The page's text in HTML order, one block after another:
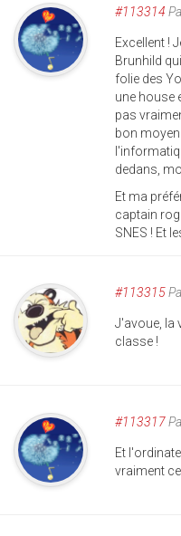
#113314
Excellent !
Brunhild
folie des
une house
pas
bon moyen
dedans,
Et ma
captain
SNES ! Et
#113315
J'avoue, la
classe !
#113317
Et
vraiment